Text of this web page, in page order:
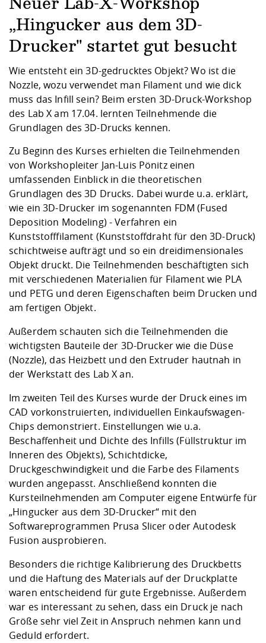
Vorbereitung
Checkliste zum
Studien- und
und Physik
Fremdsprachen
Studieren in
Lebenslagen
Studentenwerk
Arbeit
Career Service
Lehren,
Weiterbilden im
Formulare und
Formulare und
FIS -
Prototyping und
Gründung und
Kooperationen
Kontakt &
Klimaschutz &
Gremien und
Informatik/
Landbau/
Maschinenbau
Angebote für Unternehmen
Kontakt und Anfahrt
Qualitätssicherung
Neuer Lab-X-Workshop
„Hingucker aus dem 3D-
Drucker" startet gut besucht
Wie entsteht ein 3D-gedrucktes Objekt? Wo ist die
Nozzle, wozu verwendet man Filament und wie dick
muss das Infill sein? Beim ersten 3D-Druck-Workshop
des Lab X am 17.04. lernten Teilnehmende die
Grundlagen des 3D-Drucks kennen.
Zu Beginn des Kurses erhielten die Teilnehmenden
von Workshopleiter Jan-Luis Pönitz einen
umfassenden Einblick in die theoretischen
Grundlagen des 3D Drucks. Dabei wurde u.a. erklärt,
wie ein 3D-Drucker im sogenannten FDM (Fused
Deposition Modeling) - Verfahren ein
Kunststofffilament (Kunststoffdraht für den 3D-Druck)
schichtweise aufträgt und so ein dreidimensionales
Objekt druckt. Die Teilnehmenden beschäftigten sich
mit verschiedenen Materialien für Filament wie PLA
und PETG und deren Eigenschaften beim Drucken und
am fertigen Objekt.
Außerdem schauten sich die Teilnehmenden die
wichtigsten Bauteile der 3D-Drucker wie die Düse
(Nozzle), das Heizbett und den Extruder hautnah in
der Werkstatt des Lab Xan.
Im zweiten Teil des Kurses wurde der Druck eines im
CAD vorkonstruierten, individuellen Einkaufswagen-
Chips demonstriert. Einstellungen wie u.a.
Beschaffenheit und Dichte des Infills (Füllstruktur im
Inneren des Objekts), Schichtdicke,
Druckgeschwindigkeit und die Farbe des Filaments
wurden angepasst. Anschließend konnten die
Kursteilnehmenden am Computer eigene Entwürfe für
„Hingucker aus dem 3D-Drucker“ mit den
Softwareprogrammen Prusa Slicer oder Autodesk
Fusion ausprobieren.
Besonders die richtige Kalibrierung des Druckbetts
und die Haftung des Materials auf der Druckplatte
waren entscheidend für gute Ergebnisse. Außerdem
war es interessant zu sehen, dass ein Druck je nach
Größe sehr viel Zeit in Anspruch nehmen kann und
Geduld erfordert.